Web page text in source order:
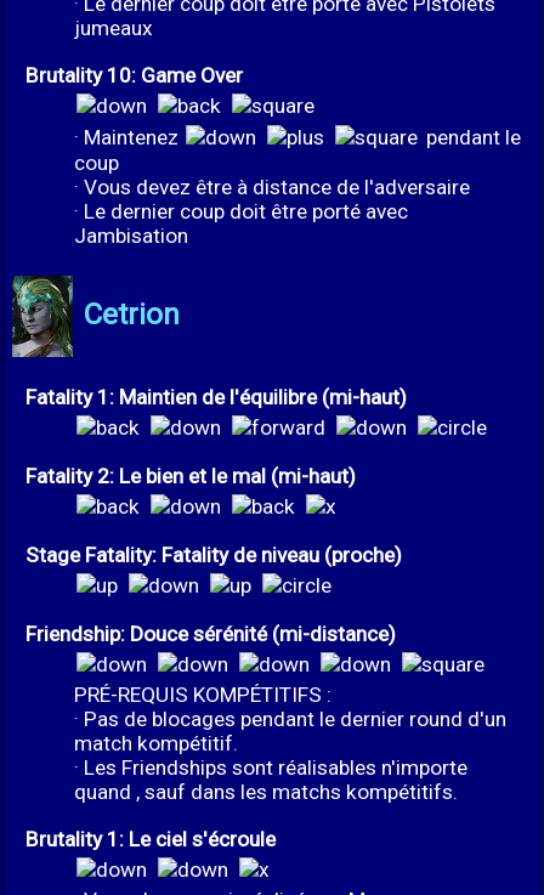
jumeaux
Brutality 10: Game Over
· Maintenez
pendant le
coup
· Vous devez être à distance de l'adversaire
· Le dernier coup doit être porté avec
Jambisation
Cetrion
Fatality 1: Maintien de l'équilibre (mi-haut)
Fatality 2: Le bien et le mal (mi-haut)
Stage Fatality: Fatality de niveau (proche)
Friendship: Douce sérénité (mi-distance)
PRÉ-REQUIS KOMPÉTITIFS :
· Pas de blocages pendant le dernier round d'un
match kompétitif.
· Les Friendships sont réalisables n'importe
quand , sauf dans les matchs kompétitifs.
Brutality 1: Le ciel s'écroule